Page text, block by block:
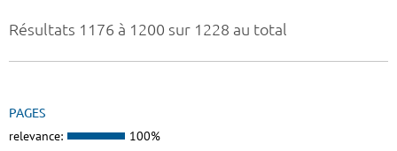
Résultats 1176 à 1200 sur 1228 au total
PAGES
relevance: 100%